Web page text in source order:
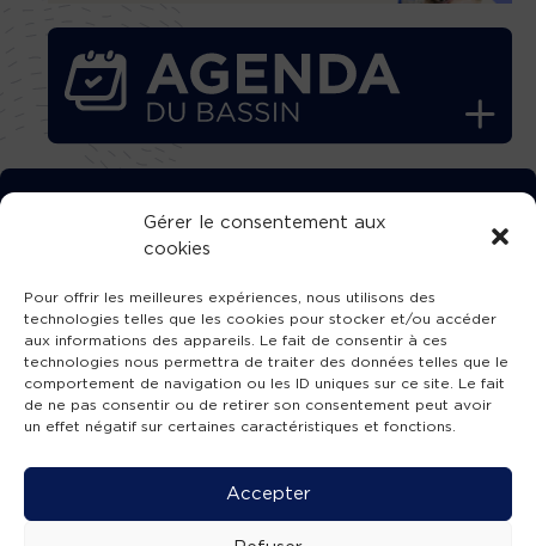
Gérer le consentement aux
cookies
Pour offrir les meilleures expériences, nous utilisons des
technologies telles que les cookies pour stocker et/ou accéder
aux informations des appareils. Le fait de consentir à ces
technologies nous permettra de traiter des données telles que le
comportement de navigation ou les ID uniques sur ce site. Le fait
de ne pas consentir ou de retirer son consentement peut avoir
un effet négatif sur certaines caractéristiques et fonctions.
Accepter
TÉLÉCHARGEZ GRATUITEMENT
L’APPLICATION TVBA !
SUIVEZ-NOUS !
Mentions légales -Accessibilité